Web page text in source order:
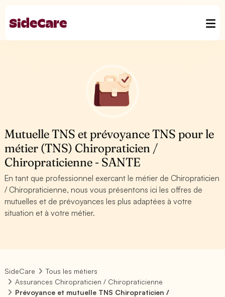
Mutuelle TNS et prévoyance TNS pour le
métier (TNS) Chiropraticien /
Chiropraticienne - SANTE
En tant que professionnel exercant le métier de Chiropraticien
/ Chiropraticienne, nous vous présentons ici les offres de
mutuelles et de prévoyances les plus adaptées à votre
situation et à votre métier.
SideCare
Tous les métiers
Assurances Chiropraticien / Chiropraticienne
Prévoyance et mutuelle TNS Chiropraticien /